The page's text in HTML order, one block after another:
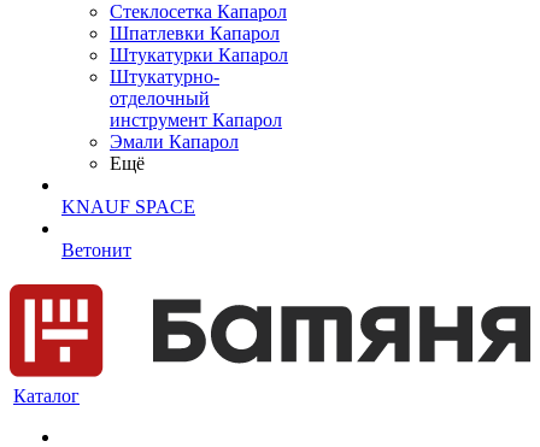
Cтеклосетка Капарол
Шпатлевки Капарол
Штукатурки Капарол
Штукатурно-
отделочный
инструмент Капарол
Эмали Капарол
Ещё
KNAUF SPACE
Ветонит
Каталог